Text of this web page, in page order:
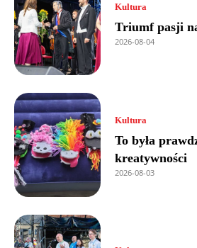
Kultura
Triumf pasji
2026-08-04
Kultura
To była
kreatywności
2026-08-03